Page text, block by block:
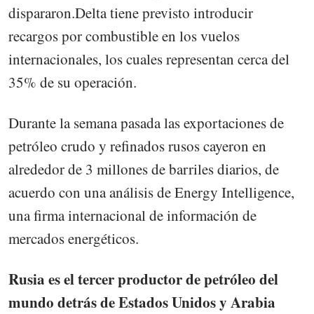
dispararon.Delta tiene previsto introducir
recargos por combustible en los vuelos
internacionales, los cuales representan cerca del
35% de su operación.
Durante la semana pasada las exportaciones de
petróleo crudo y refinados rusos cayeron en
alrededor de 3 millones de barriles diarios, de
acuerdo con una análisis de Energy Intelligence,
una firma internacional de información de
mercados energéticos.
Rusia es el tercer productor de petróleo del
mundo detrás de Estados Unidos y Arabia